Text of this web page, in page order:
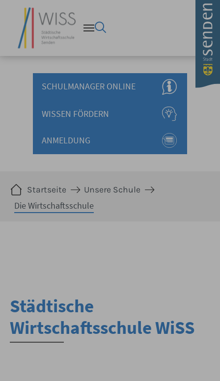
Die Wirtschaftsschule -
Zum Hauptinhalt springen
SCHULMANAGER ONLINE
WISSEN FÖRDERN
ANMELDUNG
Startseite Unsere Schule
Die Wirtschaftsschule
Städtische
Wirtschaftsschule WiSS